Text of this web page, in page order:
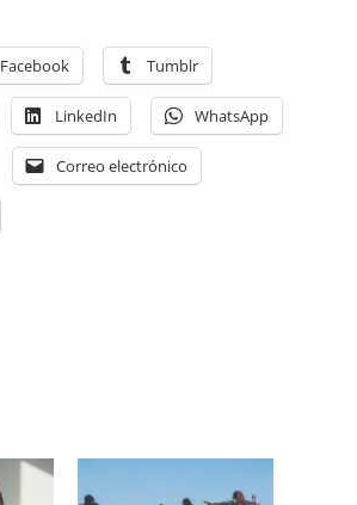
Facebook Tumblr
LinkedIn WhatsApp
Correo electrónico